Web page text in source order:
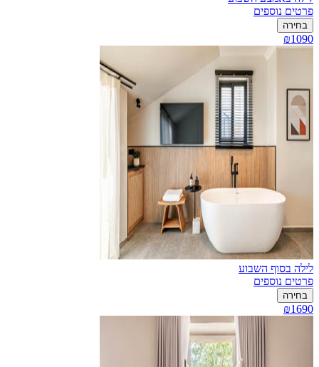
פרטים נוספים
בחירה
₪1090
לילה בסוף השבוע
פרטים נוספים
בחירה
₪1690